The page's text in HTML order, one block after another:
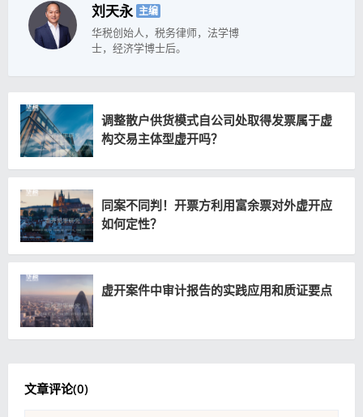
刘天永 主编
华税创始人，税务律师，法学博
士，经济学博士后。
调整散户供货模式自公司处取得发票属于虚
构交易主体型虚开吗？
同案不同判！开票方利用富余票对外虚开应
如何定性？
虚开案件中审计报告的实践应用和质证要点
文章评论(0)